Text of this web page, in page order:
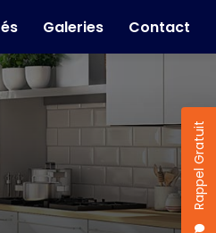
Rappel Gratuit
Galeries Contact